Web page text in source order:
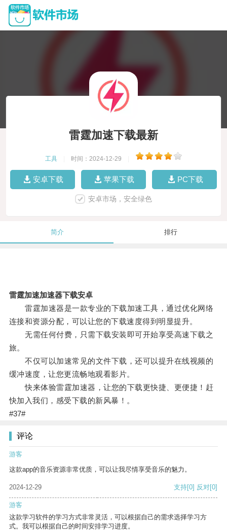
雷霆加速下载最新
工具 时间：2024-12-29
安卓下载 苹果下载 PC下载
安卓市场，安全绿色
简介 排行
雷霆加速加速器下载安卓
雷霆加速器是一款专业的下载加速工具，通过优化网络
连接和资源分配，可以让您的下载速度得到明显提升。
无需任何付费，只需下载安装即可开始享受高速下载之
旅。
不仅可以加速常见的文件下载，还可以提升在线视频的
缓冲速度，让您更流畅地观看影片。
快来体验雷霆加速器，让您的下载更快捷、更便捷！赶
快加入我们，感受下载的新风暴！。
#37#
评论
游客
这款app的音乐资源非常优质，可以让我尽情享受音乐的魅力。
2024-12-29 支持[0] 反对[0]
游客
这款学习软件的学习方式非常灵活，可以根据自己的需求选择学习方
式。我可以根据自己的时间安排学习进度。